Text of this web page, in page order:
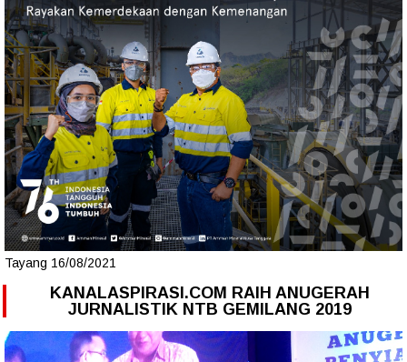
Tayang 16/08/2021
KANALASPIRASI.COM RAIH ANUGERAH
JURNALISTIK NTB GEMILANG 2019